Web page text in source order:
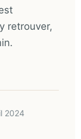
retrouver,
2024